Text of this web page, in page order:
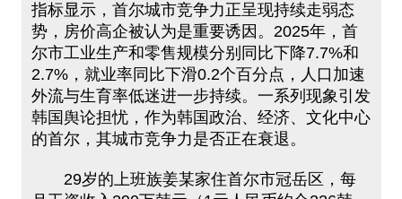
指标显示，首尔城市竞争力正呈现持续走弱态
势，房价高企被认为是重要诱因。2025年，首
尔市工业生产和零售规模分别同比下降7.7%和
2.7%，就业率同比下滑0.2个百分点，人口加速
外流与生育率低迷进一步持续。一系列现象引发
韩国舆论担忧，作为韩国政治、经济、文化中心
的首尔，其城市竞争力是否正在衰退。
29岁的上班族姜某家住首尔市冠岳区，每